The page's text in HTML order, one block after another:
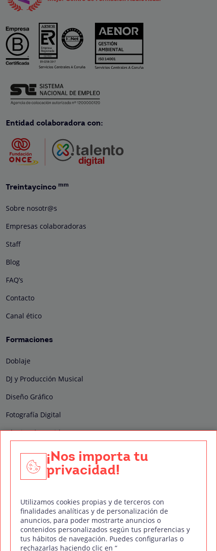
Entidad colaboradora con:
Treintaycinco mm
Sobre nosotr@s
Empresas colaboradoras
Staff
Blog
FAQ’s
Contacto
Canal ético
Formaciones
Doblaje
DJ y Producción Musical
Diseño Gráfico
Fotografía Digital
Técnico de Sonido
Edición y Postproducción de Vídeo
Nuestros sellos de calidad
Síguenos en Redes Sociales
¡Nos importa tu
privacidad!
Utilizamos cookies propias y de terceros con
finalidades analíticas y de personalización de
anuncios, para poder mostrarte anuncios o
contenidos personalizados según tus preferencias y
tus hábitos de navegación. Puedes configurarlas o
rechazarlas haciendo clic en “